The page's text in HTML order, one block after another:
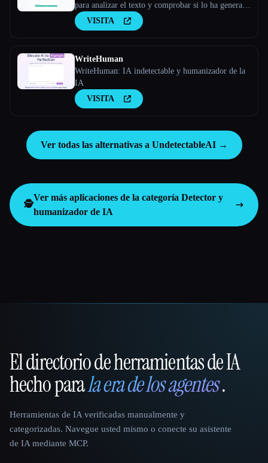
para analizar el texto y comprobar si lo ha generado
la IA o no. Herramienta AI Checker, 100% gratis
para siempre.
VISITA
WriteHuman
WriteHuman: IA indetectable y humanizador de la
IA
VISITA
Ver todas las alternativas a UndetectableAI →
🕵️
Ver más aplicaciones de la categoría Detector y
humanizador de IA
That AI Collection
El directorio de herramientas de IA
hecho parala era de los agentes.
Herramientas de IA verificadas manualmente y
categorizadas. Navegue usted mismo o conecte su asistente
de IA mediante MCP.